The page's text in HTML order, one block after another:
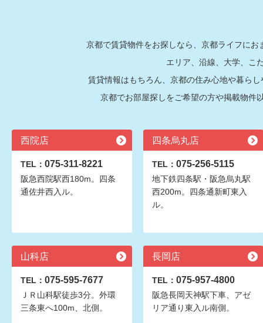
京都で賃貸物件をお探しなら、京都ライフに
エリア、沿線、大学、こ
賃貸情報はもちろん、京都の住み心地や暮ら
京都でお部屋探しをご希望の方や掲載物件
西院店
TEL： 075-311-8221
阪急西院駅西180m。四条
通佐井西入ル。
四条烏丸店
TEL： 075-256-5115
地下鉄四条駅・阪急烏丸駅
西200m。四条通新町東入
ル。
山科店
TEL： 075-595-7677
ＪＲ山科駅徒歩3分。外環
三条東へ100m、北側。
長岡店
TEL： 075-957-4800
阪急長岡天神駅下車、アゼ
リア通り東入ル南側。